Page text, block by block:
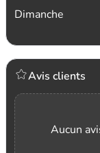
Dimanche
Avis clients
Aucun